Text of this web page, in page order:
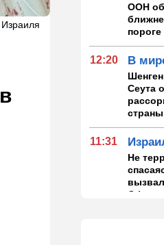
ООН
12:20 В
Сеута
страны
11:31
Не
Офарим